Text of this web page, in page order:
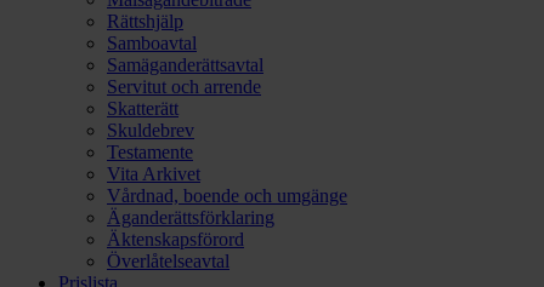
Rättshjälp
Samboavtal
Samäganderättsavtal
Servitut och arrende
Skatterätt
Skuldebrev
Testamente
Vita Arkivet
Vårdnad, boende och umgänge
Äganderättsförklaring
Äktenskapsförord
Överlåtelseavtal
Prislista